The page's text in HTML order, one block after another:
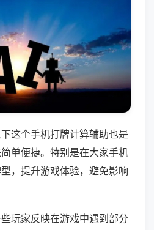
这个手机打牌计算辅助也是
单便捷。特别是在大家手机
，提升游戏体验，避免影响
玩家反映在游戏中遇到部分